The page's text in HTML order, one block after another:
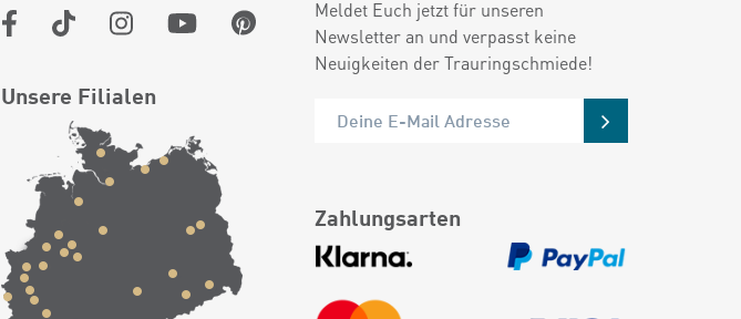
Unsere Filialen
Meldet Euch jetzt für unseren
Newsletter an und verpasst keine
Neuigkeiten der Trauringschmiede!
Zahlungsarten